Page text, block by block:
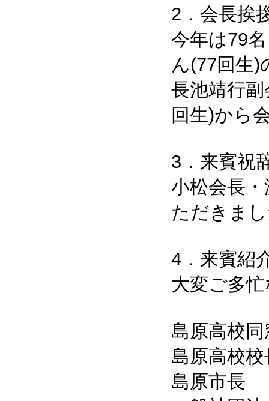
2．会長挨
今年は79
ん(77回生)
長池靖行
回生)から
3．来賓祝
小松会長
ただきま
4．来賓紹
大変ご多
島原高
島原高校校
島